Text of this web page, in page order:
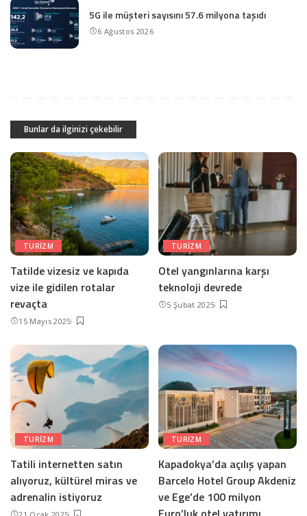
5G ile müşteri sayısını 57.6 milyona taşıdı
6 Ağustos 2026
Bunlar da ilginizi çekebilir
TURIZM
Tatilde vizesiz ve kapıda
vize ile gidilen rotalar
revaçta
15 Mayıs 2025
TURIZM
Otel yangınlarına karşı
teknoloji devrede
5 Şubat 2025
TURIZM
Tatili internetten satın
alıyoruz, kültürel miras ve
adrenalin istiyoruz
TURIZM
Kapadokya’da açılış yapan
Barcelo Hotel Group Akdeniz
ve Ege’de 100 milyon